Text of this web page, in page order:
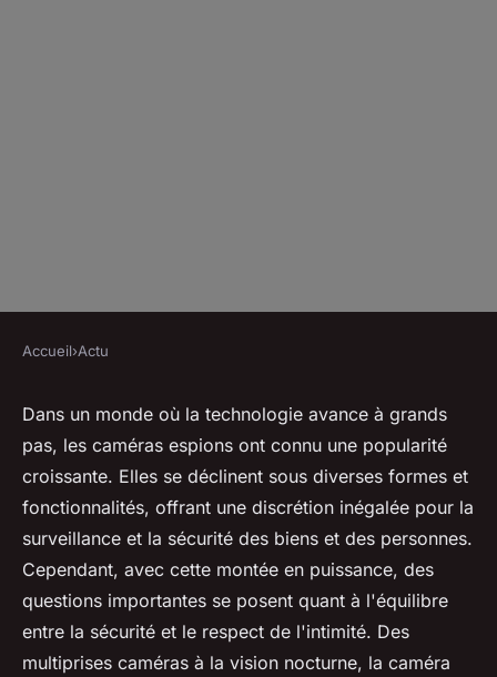
Caméras espions et intimité :
Un équilibre délicat
michelle•10 avril 2024•2 min de lecture
Accueil›Actu
Dans un monde où la technologie avance à grands
pas, les caméras espions ont connu une popularité
croissante. Elles se déclinent sous diverses formes et
fonctionnalités, offrant une discrétion inégalée pour la
surveillance et la sécurité des biens et des personnes.
Cependant, avec cette montée en puissance, des
questions importantes se posent quant à l'équilibre
entre la sécurité et le respect de l'intimité. Des
multiprises caméras à la vision nocturne, la caméra